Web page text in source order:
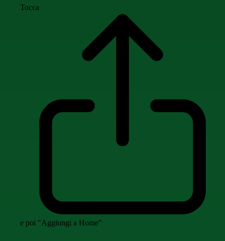
Tocca
e poi "Aggiungi a Home"